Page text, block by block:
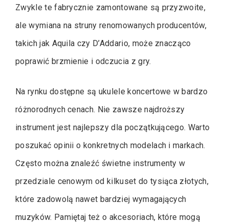
Zwykle te fabrycznie zamontowane są przyzwoite,
ale wymiana na struny renomowanych producentów,
takich jak Aquila czy D’Addario, może znacząco
poprawić brzmienie i odczucia z gry.
Na rynku dostępne są ukulele koncertowe w bardzo
różnorodnych cenach. Nie zawsze najdroższy
instrument jest najlepszy dla początkującego. Warto
poszukać opinii o konkretnych modelach i markach.
Często można znaleźć świetne instrumenty w
przedziale cenowym od kilkuset do tysiąca złotych,
które zadowolą nawet bardziej wymagających
muzyków. Pamiętaj też o akcesoriach, które mogą